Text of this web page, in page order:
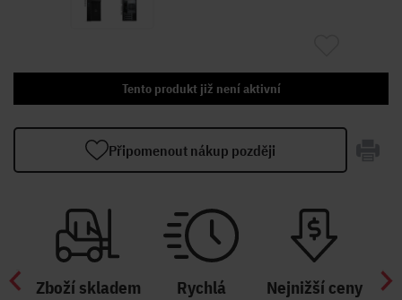
Tento produkt již není aktivní
Připomenout nákup později
Zboží skladem
Rychlá
Nejnižší ceny